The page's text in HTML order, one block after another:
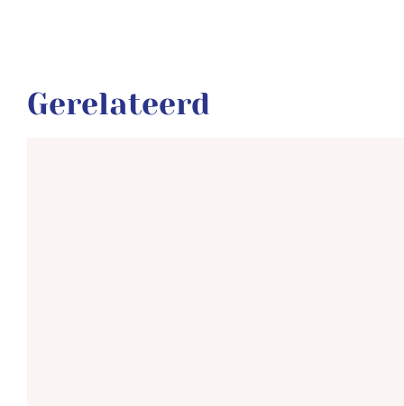
Gerelateerd